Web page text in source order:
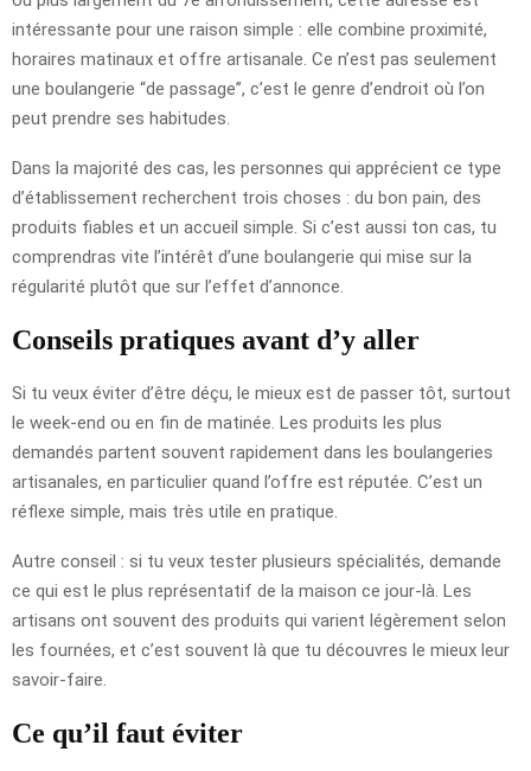
intéressante pour une raison simple : elle combine proximité,
horaires matinaux et offre artisanale. Ce n’est pas seulement
une boulangerie “de passage”, c’est le genre d’endroit où l’on
peut prendre ses habitudes.
Dans la majorité des cas, les personnes qui apprécient ce type
d’établissement recherchent trois choses : du bon pain, des
produits fiables et un accueil simple. Si c’est aussi ton cas, tu
comprendras vite l’intérêt d’une boulangerie qui mise sur la
régularité plutôt que sur l’effet d’annonce.
Conseils pratiques avant d’y aller
Si tu veux éviter d’être déçu, le mieux est de passer tôt, surtout
le week-end ou en fin de matinée. Les produits les plus
demandés partent souvent rapidement dans les boulangeries
artisanales, en particulier quand l’offre est réputée. C’est un
réflexe simple, mais très utile en pratique.
Autre conseil : si tu veux tester plusieurs spécialités, demande
ce qui est le plus représentatif de la maison ce jour-là. Les
artisans ont souvent des produits qui varient légèrement selon
les fournées, et c’est souvent là que tu découvres le mieux leur
savoir-faire.
Ce qu’il faut éviter